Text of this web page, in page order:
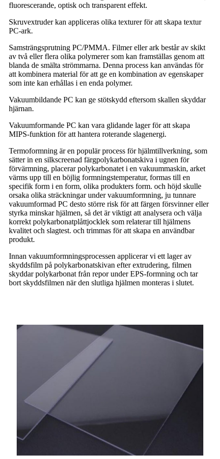
fluorescerande, optisk och transparent effekt.
Skruvextruder kan appliceras olika texturer för att skapa textur
PC-ark.
Samsträngsprutning PC/PMMA. Filmer eller ark består av skikt
av två eller flera olika polymerer som kan framställas genom att
blanda de smälta strömmarna. Denna process kan användas för
att kombinera material för att ge en kombination av egenskaper
som inte kan erhållas i en enda polymer.
Vakuumbildande PC kan ge stötskydd eftersom skallen skyddar
hjärnan.
Vakuumformande PC kan vara glidande lager för att skapa
MIPS-funktion för att hantera roterande slagenergi.
Termoformning är en populär process för hjälmtillverkning, som
sätter in en silkscreenad färgpolykarbonatskiva i ugnen för
förvärmning, placerar polykarbonatet i en vakuummaskin, arket
värms upp till en böjlig formningstemperatur, formas till en
specifik form i en form, olika produkters form. och höjd skulle
orsaka olika sträckningar under vakuumformning, ju tunnare
vakuumformad PC desto större risk för att färgen försvinner eller
styrka minskar hjälmen, så det är viktigt att analysera och välja
korrekt polykarbonatplåttjocklek som relaterar till hjälmens
kvalitet och slagtest. och trimmas för att skapa en användbar
produkt.
Innan vakuumformningsprocessen applicerar vi ett lager av
skyddsfilm på polykarbonatskivan efter extrudering, filmen
skyddar polykarbonat från repor under EPS-formning och tar
bort skyddsfilmen när den slutliga hjälmen monteras i slutet.